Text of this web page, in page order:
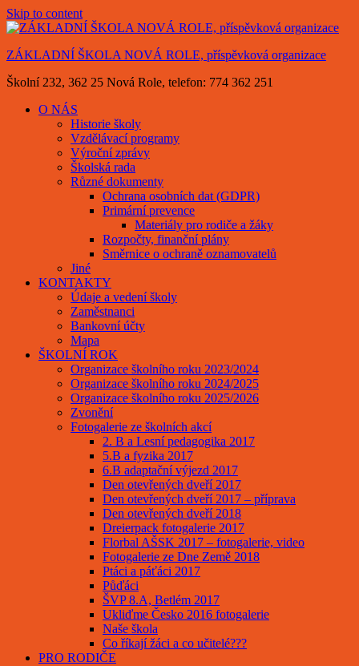
Skip to content
ZÁKLADNÍ ŠKOLA NOVÁ ROLE, příspěvková organizace
Školní 232, 362 25 Nová Role, telefon: 774 362 251
O NÁS
Historie školy
Vzdělávací programy
Výroční zprávy
Školská rada
Různé dokumenty
Ochrana osobních dat (GDPR)
Primární prevence
Materiály pro rodiče a žáky
Rozpočty, finanční plány
Směrnice o ochraně oznamovatelů
Jiné
KONTAKTY
Údaje a vedení školy
Zaměstnanci
Bankovní účty
Mapa
ŠKOLNÍ ROK
Organizace školního roku 2023/2024
Organizace školního roku 2024/2025
Organizace školního roku 2025/2026
Zvonění
Fotogalerie ze školních akcí
2. B a Lesní pedagogika 2017
5.B a fyzika 2017
6.B adaptační výjezd 2017
Den otevřených dveří 2017
Den otevřených dveří 2017 – příprava
Den otevřených dveří 2018
Dreierpack fotogalerie 2017
Florbal AŠSK 2017 – fotogalerie, video
Fotogalerie ze Dne Země 2018
Ptáci a páťáci 2017
Půďáci
ŠVP 8.A, Betlém 2017
Ukliďme Česko 2016 fotogalerie
Naše škola
Co říkají žáci a co učitelé???
PRO RODIČE